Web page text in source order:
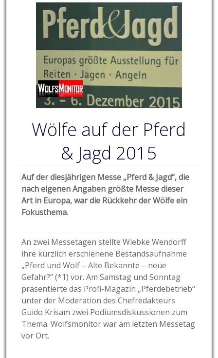
Wölfe auf der Pferd
& Jagd 2015
Auf der diesjährigen Messe „Pferd & Jagd“, die
nach eigenen Angaben größte Messe dieser
Art in Europa, war die Rückkehr der Wölfe ein
Fokusthema.
An zwei Messetagen stellte Wiebke Wendorff
ihre kürzlich erschienene Bestandsaufnahme
„Pferd und Wolf – Alte Bekannte – neue
Gefahr?“ (*1) vor. Am Samstag und Sonntag
präsentierte das Profi-Magazin „Pferdebetrieb“
unter der Moderation des Chefredakteurs
Guido Krisam zwei Podiumsdiskussionen zum
Thema. Wolfsmonitor war am letzten Messetag
vor Ort.